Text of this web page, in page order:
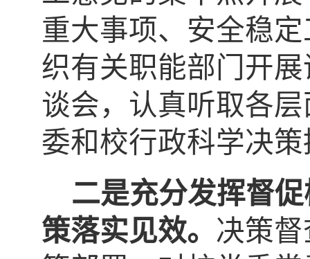
重大事项、安全稳
织有关职能部门开
谈会，认真听取各
委和校行政科学决
二是充分发挥督
策落实见效。 决策